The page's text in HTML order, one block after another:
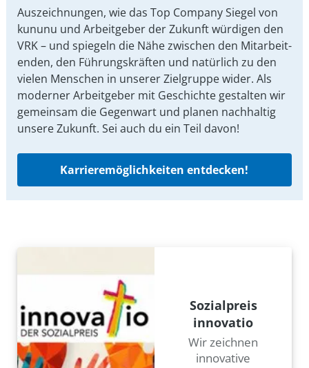
Auszeichnungen, wie das Top Company Siegel von
kununu und Arbeit­geber der Zukunft würdigen den
VRK – und spiegeln die Nähe zwischen den Mit­arbeit­
enden, den Führungs­kräften und natürlich zu den
vielen Menschen in unserer Ziel­gruppe wider. Als
moderner Arbeit­geber mit Ge­schichte gestalten wir
ge­mein­sam die Gegen­wart und planen nach­haltig
unsere Zu­kunft. Sei auch du ein Teil davon!
Karrieremöglichkeiten entdecken!
Sozialpreis
innovatio
Wir zeichnen
innovative